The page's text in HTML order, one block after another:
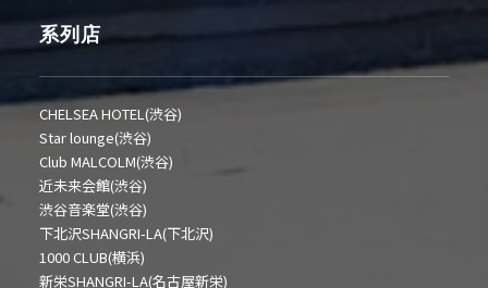
系列店
CHELSEA HOTEL(渋谷)
Star lounge(渋谷)
Club MALCOLM(渋谷)
近未来会館(渋谷)
渋谷音楽堂(渋谷)
下北沢SHANGRI-LA(下北沢)
1000 CLUB(横浜)
新栄SHANGRI-LA(名古屋新栄)